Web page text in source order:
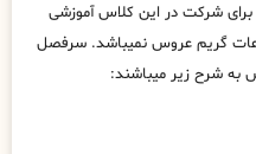
شرکت در این کلاس آموزشی
گریم عروس نمیباشد. سرفصل
شرح زیر میباشند: